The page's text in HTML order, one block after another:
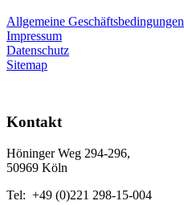
Allgemeine Geschäftsbedingungen
Impressum
Datenschutz
Sitemap
Kontakt
Höninger Weg 294-296,
50969 Köln
Tel: +49 (0)221 298-15-004